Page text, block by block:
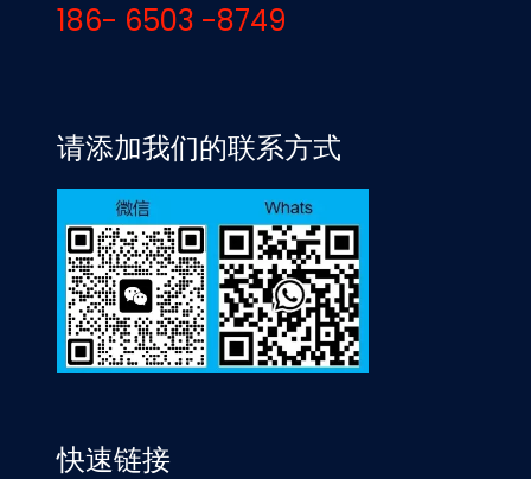
186- 6503 -8749
请添加我们的联系方式
快速链接